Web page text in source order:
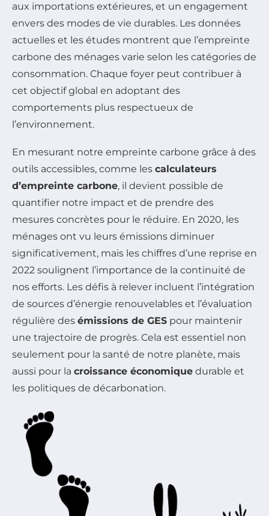
aux importations extérieures, et un engagement
envers des modes de vie durables. Les données
actuelles et les études montrent que l’empreinte
carbone des ménages varie selon les catégories de
consommation. Chaque foyer peut contribuer à
cet objectif global en adoptant des
comportements plus respectueux de
l’environnement.
En mesurant notre empreinte carbone grâce à des
outils accessibles, comme les calculateurs
d’empreinte carbone, il devient possible de
quantifier notre impact et de prendre des
mesures concrètes pour le réduire. En 2020, les
ménages ont vu leurs émissions diminuer
significativement, mais les chiffres d’une reprise en
2022 soulignent l’importance de la continuité de
nos efforts. Les défis à relever incluent l’intégration
de sources d’énergie renouvelables et l’évaluation
régulière des émissions de GES pour maintenir
une trajectoire de progrès. Cela est essentiel non
seulement pour la santé de notre planète, mais
aussi pour la croissance économique durable et
les politiques de décarbonation.